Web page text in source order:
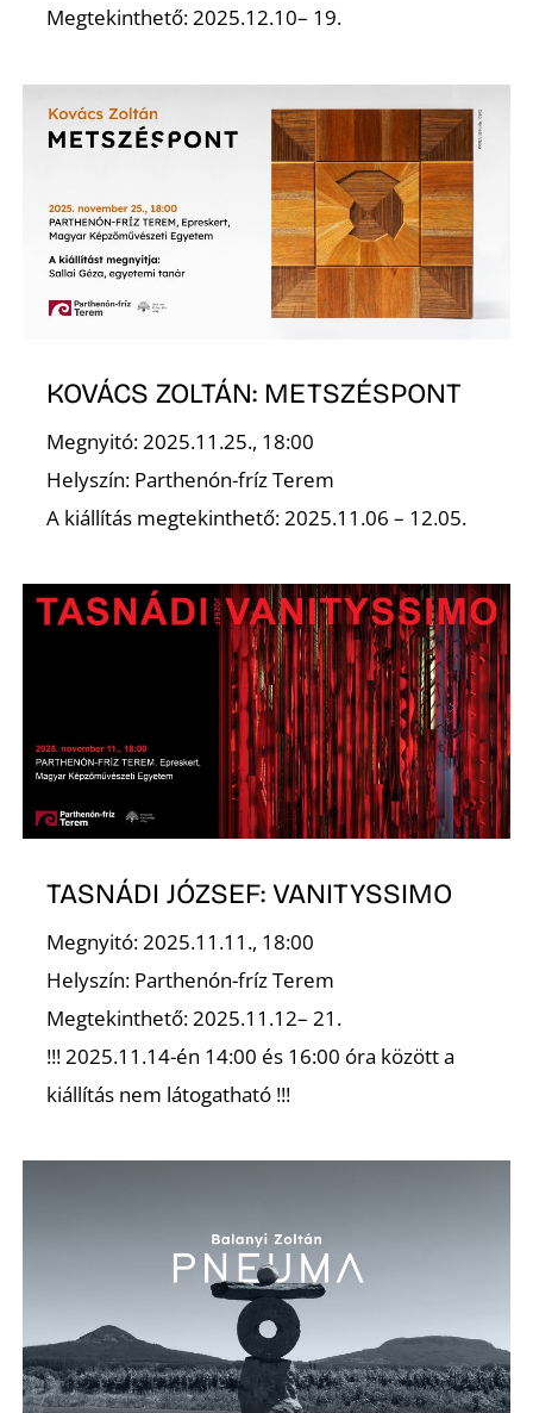
Megtekinthető: 2025.12.10– 19.
KOVÁCS ZOLTÁN: METSZÉSPONT
Megnyitó: 2025.11.25., 18:00
Helyszín: Parthenón-fríz Terem
A kiállítás megtekinthető: 2025.11.06 – 12.05.
TASNÁDI JÓZSEF: VANITYSSIMO
Megnyitó: 2025.11.11., 18:00
Helyszín: Parthenón-fríz Terem
Megtekinthető: 2025.11.12– 21.
!!! 2025.11.14-én 14:00 és 16:00 óra között a
kiállítás nem látogatható !!!